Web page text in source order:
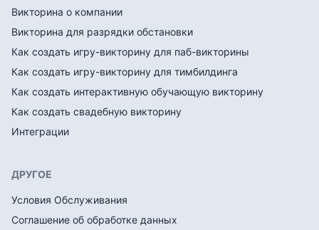
Викторина о компании
Викторина для разрядки обстановки
Как создать игру-викторину для паб-викторины
Как создать игру-викторину для тимбилдинга
Как создать интерактивную обучающую викторину
Как создать свадебную викторину
Интеграции
ДРУГОЕ
Условия Обслуживания
Соглашение об обработке данных